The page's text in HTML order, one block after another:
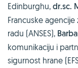
Edinburghu, dr.sc.
Francuske
radu (ANSES),
komunikaciju i
sigurnost hrane